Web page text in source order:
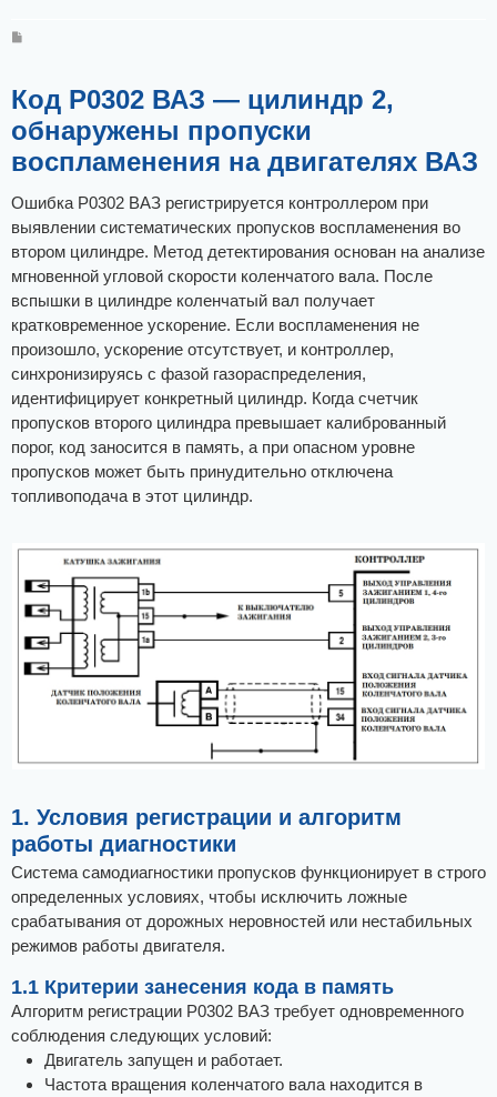
щ
е
и
е
Код Р0302 ВАЗ — цилиндр 2,
обнаружены пропуски
воспламенения на двигателях ВАЗ
Ошибка Р0302 ВАЗ регистрируется контроллером при
выявлении систематических пропусков воспламенения во
втором цилиндре. Метод детектирования основан на анализе
мгновенной угловой скорости коленчатого вала. После
вспышки в цилиндре коленчатый вал получает
кратковременное ускорение. Если воспламенения не
произошло, ускорение отсутствует, и контроллер,
синхронизируясь с фазой газораспределения,
идентифицирует конкретный цилиндр. Когда счетчик
пропусков второго цилиндра превышает калиброванный
порог, код заносится в память, а при опасном уровне
пропусков может быть принудительно отключена
топливоподача в этот цилиндр.
1. Условия регистрации и алгоритм
работы диагностики
Система самодиагностики пропусков функционирует в строго
определенных условиях, чтобы исключить ложные
срабатывания от дорожных неровностей или нестабильных
режимов работы двигателя.
1.1 Критерии занесения кода в память
Алгоритм регистрации Р0302 ВАЗ требует одновременного
соблюдения следующих условий:
Двигатель запущен и работает.
Частота вращения коленчатого вала находится в